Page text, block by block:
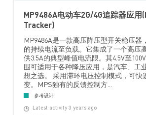
MP9486A电动车2G/4G追踪器应用
Tracker)
MP9486A是一款高压降压型开关稳压器
的持续电流至负载。它集成了一个高压
供3.5A的典型峰值电流限。其4.5V至
围可适用于各种降压应用，是汽车、工
想之选。 采用滞环电压控制模式，可快
变。MPS独有的反馈控制方...
参考设计
Latest activity 3 years ago